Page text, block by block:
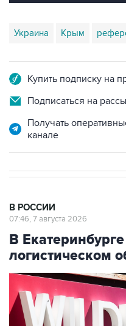
Украина Крым
Купить подписку на
Подписаться на
Получать
канале
В РОССИИ
07:46, 7 августа 2026
В
логистическом